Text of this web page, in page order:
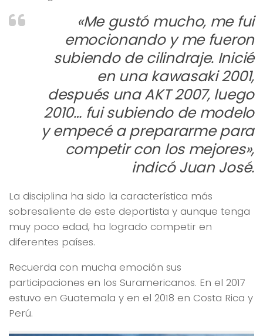
«Me gustó mucho, me fui
emocionando y me fueron
subiendo de cilindraje. Inicié
en una kawasaki 2001,
después una AKT 2007, luego
2010… fui subiendo de modelo
y empecé a prepararme para
competir con los mejores»,
indicó Juan José.
La disciplina ha sido la característica más
sobresaliente de este deportista y aunque tenga
muy poco edad, ha logrado competir en
diferentes países.
Recuerda con mucha emoción sus
participaciones en los Suramericanos. En el 2017
estuvo en Guatemala y en el 2018 en Costa Rica y
Perú.